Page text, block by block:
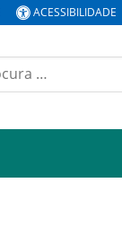
ACESSIBILIDADE